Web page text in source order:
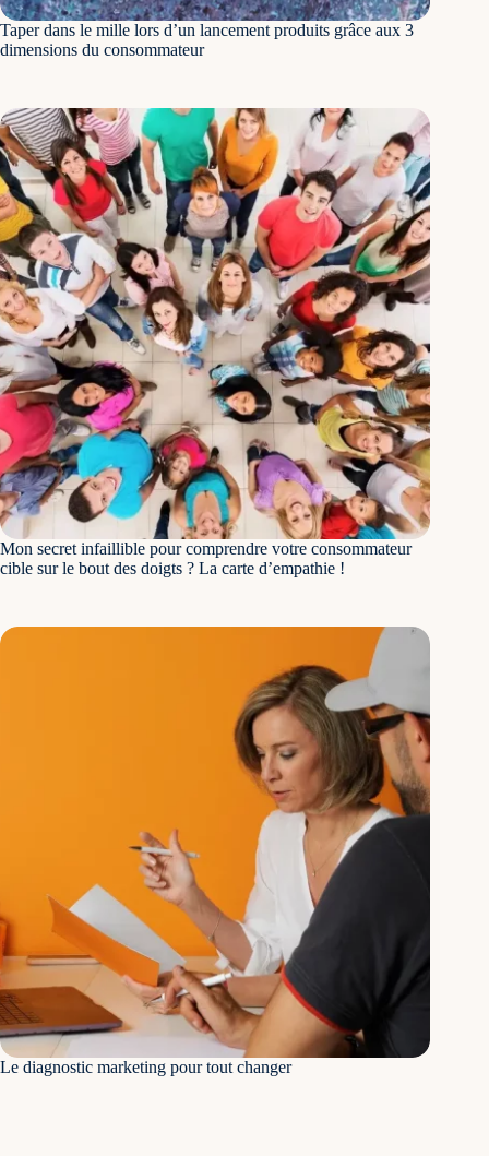
Taper dans le mille lors d’un lancement produits grâce aux 3
dimensions du consommateur
Mon secret infaillible pour comprendre votre consommateur
cible sur le bout des doigts ? La carte d’empathie !
Le diagnostic marketing pour tout changer